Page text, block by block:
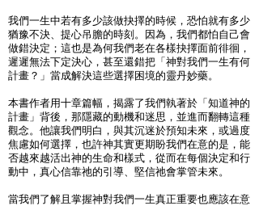
我們一生中若有多少該做抉擇的時候，恐怕就有多少
猶豫不決、提心吊膽的時刻。因為，我們都怕自己會
做錯決定；這也是為何我們老在各樣抉擇面前徘徊，
遲遲無法下定決心，甚至還錯把「神對我們一生有何
計畫？」當成解決這些選擇困境的靈丹妙藥。
本書作者用十章篇幅，揭露了我們執著於「知道神的
計畫」背後，那隱藏的動機和迷思，並進而翻轉這種
觀念。他讓我們明白，與其沉迷於預知未來，或過度
焦慮如何選擇，也許神其實更期盼我們在意的是，能
否越來越活出神的生命和樣式，從而在每個決定和行
動中，真心信靠祂的引導、堅信祂會掌管未來。
當我們了解且掌握神對我們一生真正重要也應該在意